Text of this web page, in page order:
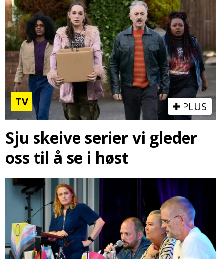
TV PLUS
Sju skeive serier vi gleder
oss til å se i høst